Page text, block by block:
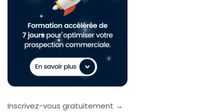
Inscrivez-vous gratuitement →